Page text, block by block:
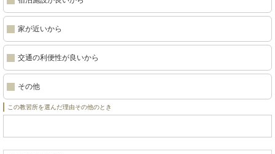
家が近いから
交通の利便性が良いから
その他
この教習所を選んだ理由その他のとき